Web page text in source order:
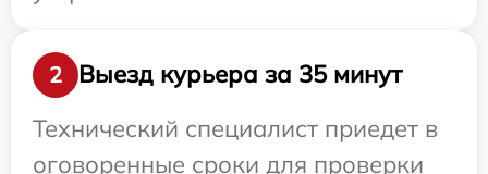
2
Выезд курьера за 35 минут
Технический специалист приедет в
оговоренные сроки для проверки